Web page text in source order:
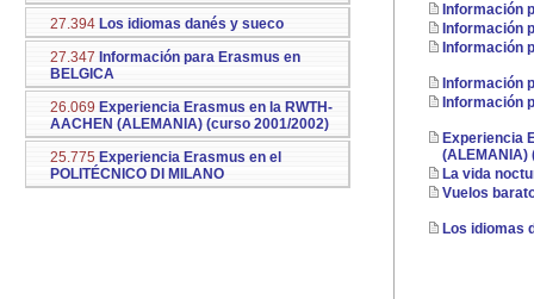
27.394 Los idiomas danés y sueco
27.347 Información para Erasmus en
BELGICA
26.069 Experiencia Erasmus en la RWTH-
AACHEN (ALEMANIA) (curso 2001/2002)
25.775 Experiencia Erasmus en el
POLITÉCNICO DI MILANO
Información
Información
Información
Información
Información
Experiencia
(ALEMANIA)
La vida
Vuelos
Los idiomas